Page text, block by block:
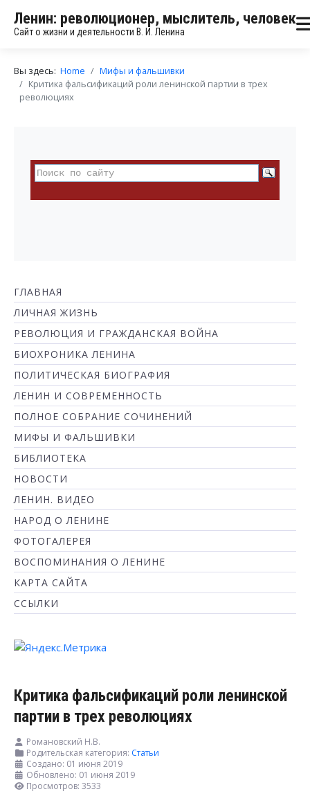
Ленин: революционер, мыслитель, человек
Сайт о жизни и деятельности В. И. Ленина
Вы здесь: Home
Мифы и фальшивки
Критика фальсификаций роли ленинской партии в трех
революциях
ГЛАВНАЯ
ЛИЧНАЯ ЖИЗНЬ
РЕВОЛЮЦИЯ И ГРАЖДАНСКАЯ ВОЙНА
БИОХРОНИКА ЛЕНИНА
ПОЛИТИЧЕСКАЯ БИОГРАФИЯ
ЛЕНИН И СОВРЕМЕННОСТЬ
ПОЛНОЕ СОБРАНИЕ СОЧИНЕНИЙ
МИФЫ И ФАЛЬШИВКИ
БИБЛИОТЕКА
НОВОСТИ
ЛЕНИН. ВИДЕО
НАРОД О ЛЕНИНЕ
ФОТОГАЛЕРЕЯ
ВОСПОМИНАНИЯ О ЛЕНИНЕ
КАРТА САЙТА
ССЫЛКИ
Критика фальсификаций роли ленинской
партии в трех революциях
Романовский Н.В.
Родительская категория: Статьи
Создано: 01 июня 2019
Обновлено: 01 июня 2019
Просмотров: 3533